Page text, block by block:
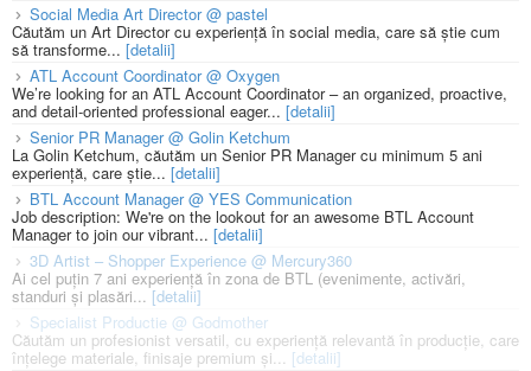
Social Media Art Director @ pastel
Căutăm un Art Director cu experiență în social media, care să știe cum
să transforme... [detalii]
ATL Account Coordinator @ Oxygen
We’re looking for an ATL Account Coordinator – an organized, proactive,
and detail-oriented professional eager... [detalii]
Senior PR Manager @ Golin Ketchum
La Golin Ketchum, căutăm un Senior PR Manager cu minimum 5 ani
experiență, care știe... [detalii]
BTL Account Manager @ YES Communication
Job description: We're on the lookout for an awesome BTL Account
Manager to join our vibrant... [detalii]
3D Artist – Shopper Experience @ Mercury360
Ai cel puțin 7 ani experiență în zona de BTL (evenimente, activări,
standuri și plasări...[detalii]
Specialist Productie @ Godmother
Căutăm un profesionist versatil, cu experiență relevantă în producție, care
înțelege materiale, finisaje premium și... [detalii]